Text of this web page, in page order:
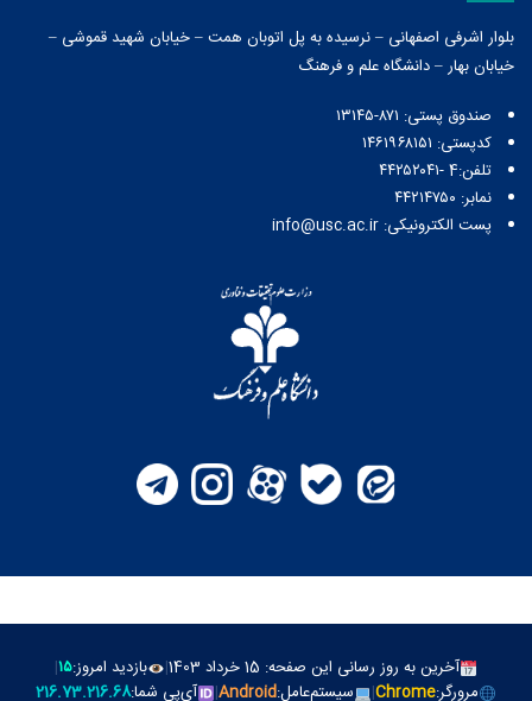
بلوار اشرفی اصفهانی – نرسیده به پل اتوبان همت – خیابان شهید قموشی –
خیابان بهار – دانشگاه علم و فرهنگ
صندوق پستی:‌ ۸۷۱-۱۳۱۴۵
کدپستی: ۱۴۶۱۹۶۸۱۵۱
تلفن:4 -۴۴۲۵۲۰۴۱
نمابر: ۴۴۲۱۴۷۵۰
پست الکترونیکی: info@usc.ac.ir
آخرین به روز رسانی این صفحه: 15 خرداد 1403 | بازدید امروز:۱۵|
مرورگر:Chrome
| سیستم‌عامل:Android
| آی‌پي شما:216.73.216.68